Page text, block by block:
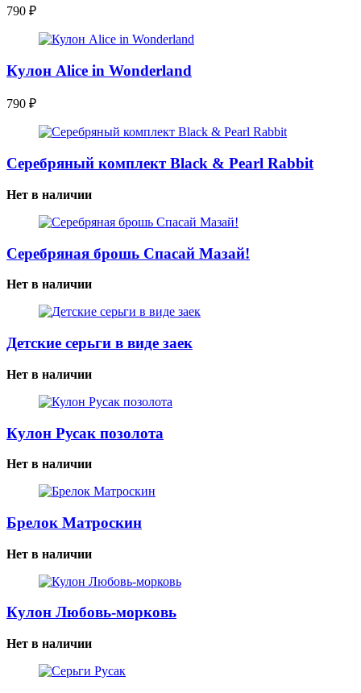
790 ₽
Кулон Alice in Wonderland
790 ₽
Серебряный комплект Black & Pearl Rabbit
Нет в наличии
Серебряная брошь Спасай Мазай!
Нет в наличии
Детские серьги в виде заек
Нет в наличии
Кулон Русак позолота
Нет в наличии
Брелок Матроскин
Нет в наличии
Кулон Любовь-морковь
Нет в наличии